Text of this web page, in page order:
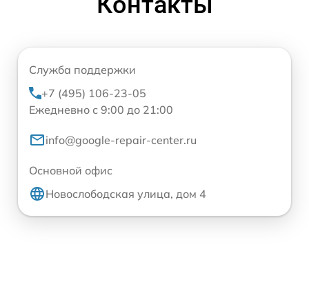
Служба поддержки
+7 (495) 106-23-05
Ежедневно с 9:00 до 21:00
info@google-repair-center.ru
Основной офис
Новослободская улица, дом 4